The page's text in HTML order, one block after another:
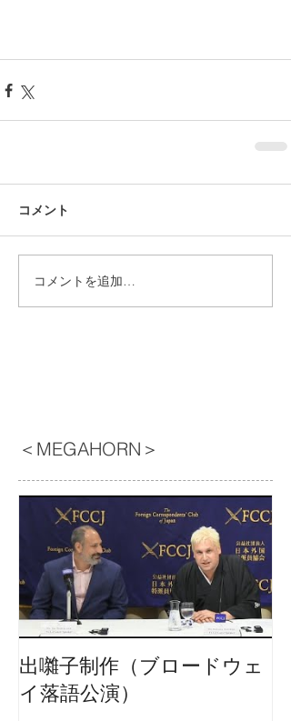
コメント
コメントを追加…
＜MEGAHORN＞
出囃子制作（ブロードウェ
イ落語公演）